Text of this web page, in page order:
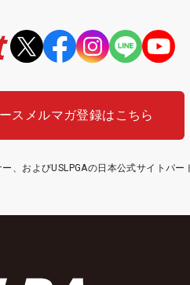
ス メルマガ登録はこちら
、およびUSLPGAの日本公式サイトパー